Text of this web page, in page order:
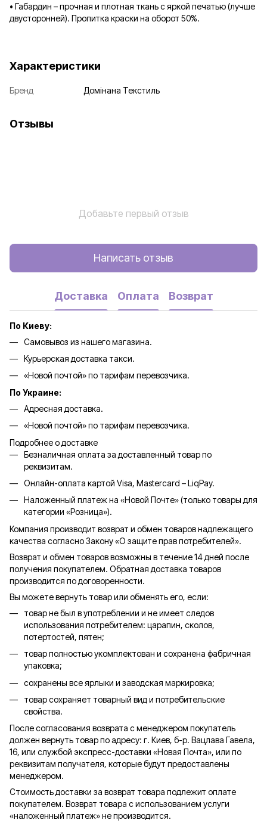
• Габардин – прочная и плотная ткань с яркой печатью (лучше
двусторонней). Пропитка краски на оборот 50%.
Характеристики
Бренд Домінана Текстиль
Отзывы
Добавьте первый отзыв
Написать отзыв
Доставка Оплата Возврат
По Киеву:
Самовывоз из нашего магазина.
Курьерская доставка такси.
«Новой почтой» по тарифам перевозчика.
По Украине:
Адресная доставка.
«Новой почтой» по тарифам перевозчика.
Подробнее о доставке
Безналичная оплата за доставленный товар по
реквизитам.
Онлайн-оплата картой Visa, Mastercard – LiqPay.
Наложенный платеж на «Новой Почте» (только товары для
категории «Розница»).
Компания производит возврат и обмен товаров надлежащего
качества согласно Закону «О защите прав потребителей».
Возврат и обмен товаров возможны в течение 14 дней после
получения покупателем. Обратная доставка товаров
производится по договоренности.
Вы можете вернуть товар или обменять его, если:
товар не был в употреблении и не имеет следов
использования потребителем: царапин, сколов,
потертостей, пятен;
товар полностью укомплектован и сохранена фабричная
упаковка;
сохранены все ярлыки и заводская маркировка;
товар сохраняет товарный вид и потребительские
свойства.
После согласования возврата с менеджером покупатель
должен вернуть товар по адресу: г. Киев, б-р. Вацлава Гавела,
16, или службой экспресс-доставки «Новая Почта», или по
реквизитам получателя, которые будут предоставлены
менеджером.
Стоимость доставки за возврат товара подлежит оплате
покупателем. Возврат товара с использованием услуги
«наложенный платеж» не производится.